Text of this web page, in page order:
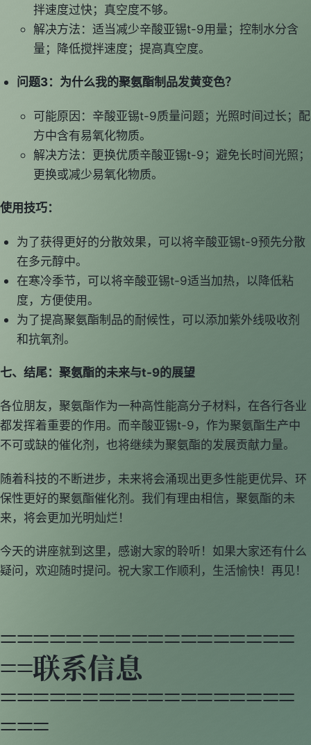
拌速度过快；真空度不够。
解决方法：适当减少辛酸亚锡t-9用量；控制水分含
量；降低搅拌速度；提高真空度。
问题3：为什么我的聚氨酯制品发黄变色？
可能原因：辛酸亚锡t-9质量问题；光照时间过长；配
方中含有易氧化物质。
解决方法：更换优质辛酸亚锡t-9；避免长时间光照；
更换或减少易氧化物质。
使用技巧：
为了获得更好的分散效果，可以将辛酸亚锡t-9预先分散
在多元醇中。
在寒冷季节，可以将辛酸亚锡t-9适当加热，以降低粘
度，方便使用。
为了提高聚氨酯制品的耐候性，可以添加紫外线吸收剂
和抗氧剂。
七、结尾：聚氨酯的未来与t-9的展望
各位朋友，聚氨酯作为一种高性能高分子材料，在各行各业
都发挥着重要的作用。而辛酸亚锡t-9，作为聚氨酯生产中
不可或缺的催化剂，也将继续为聚氨酯的发展贡献力量。
随着科技的不断进步，未来将会涌现出更多性能更优异、环
保性更好的聚氨酯催化剂。我们有理由相信，聚氨酯的未
来，将会更加光明灿烂！
今天的讲座就到这里，感谢大家的聆听！如果大家还有什么
疑问，欢迎随时提问。祝大家工作顺利，生活愉快！再见！
==================
==联系信息
==================
===